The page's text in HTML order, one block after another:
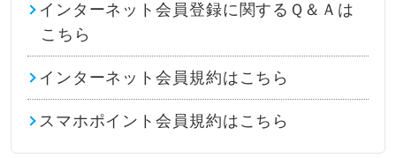
インターネット会員登録に関するＱ＆Ａは
こちら
インターネット会員規約はこちら
スマホポイント会員規約はこちら